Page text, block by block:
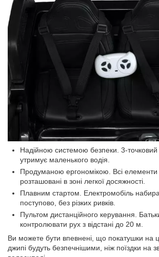
Надійною системою безпеки. 3-точковий
утримує маленького водія.
Продуманою ергономікою. Всі елементи
розташовані в зоні легкої досяжності.
Плавним стартом. Електромобіль
поступово, без різких ривків.
Пультом дистанційного керування.
контролювати рух з відстані до 20 м.
Ви можете бути впевнені, що покатушки на
джипі будуть безпечнішими, ніж поїздки на